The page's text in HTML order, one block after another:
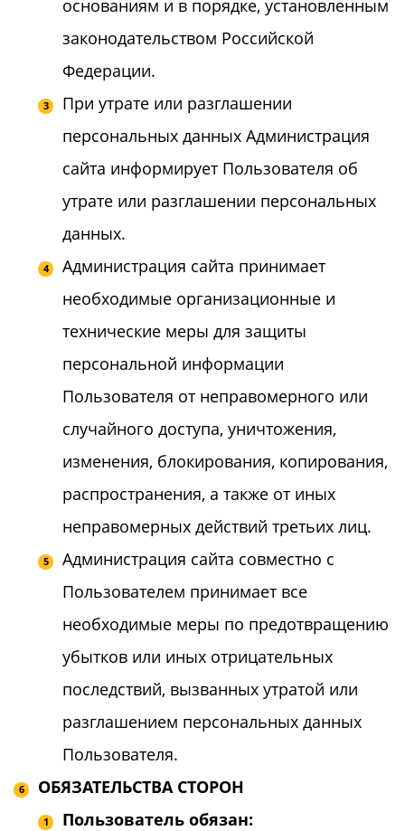
основаниям и в порядке, установленным
законодательством Российской
Федерации.
При утрате или разглашении
персональных данных Администрация
сайта информирует Пользователя об
утрате или разглашении персональных
данных.
Администрация сайта принимает
необходимые организационные и
технические меры для защиты
персональной информации
Пользователя от неправомерного или
случайного доступа, уничтожения,
изменения, блокирования, копирования,
распространения, а также от иных
неправомерных действий третьих лиц.
Администрация сайта совместно с
Пользователем принимает все
необходимые меры по предотвращению
убытков или иных отрицательных
последствий, вызванных утратой или
разглашением персональных данных
Пользователя.
ОБЯЗАТЕЛЬСТВА СТОРОН
Пользователь обязан: